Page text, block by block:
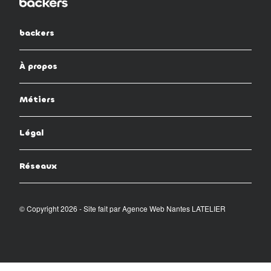
backers
À propos
Métiers
Légal
Réseaux
© Copyright 2026 - Site fait parAgence Web Nantes LATELIER